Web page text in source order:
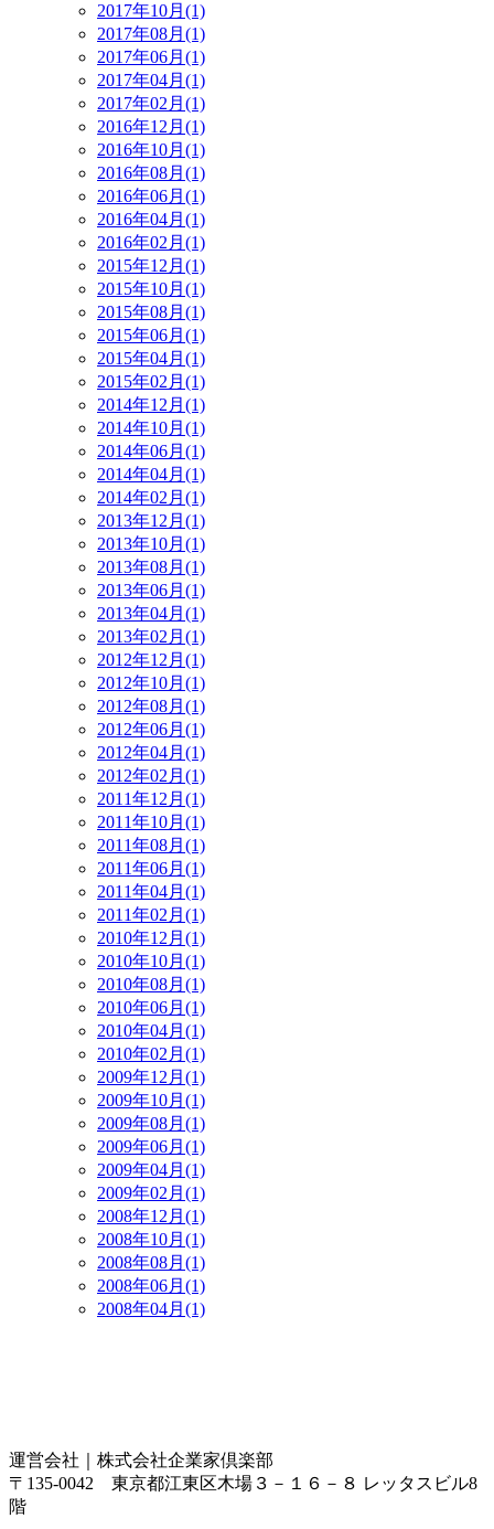
2017年10月(1)
2017年08月(1)
2017年06月(1)
2017年04月(1)
2017年02月(1)
2016年12月(1)
2016年10月(1)
2016年08月(1)
2016年06月(1)
2016年04月(1)
2016年02月(1)
2015年12月(1)
2015年10月(1)
2015年08月(1)
2015年06月(1)
2015年04月(1)
2015年02月(1)
2014年12月(1)
2014年10月(1)
2014年06月(1)
2014年04月(1)
2014年02月(1)
2013年12月(1)
2013年10月(1)
2013年08月(1)
2013年06月(1)
2013年04月(1)
2013年02月(1)
2012年12月(1)
2012年10月(1)
2012年08月(1)
2012年06月(1)
2012年04月(1)
2012年02月(1)
2011年12月(1)
2011年10月(1)
2011年08月(1)
2011年06月(1)
2011年04月(1)
2011年02月(1)
2010年12月(1)
2010年10月(1)
2010年08月(1)
2010年06月(1)
2010年04月(1)
2010年02月(1)
2009年12月(1)
2009年10月(1)
2009年08月(1)
2009年06月(1)
2009年04月(1)
2009年02月(1)
2008年12月(1)
2008年10月(1)
2008年08月(1)
2008年06月(1)
2008年04月(1)
運営会社｜ 株式会社企業家倶楽部
〒135-0042 東京都江東区木場３－１６－８ レッタスビル8
階